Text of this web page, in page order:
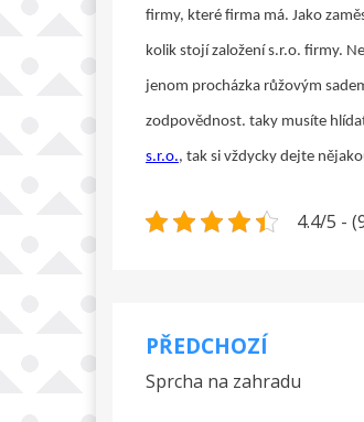
firmy, které firma má. Jako
kolik stojí založení s.r.o. firmy.
jenom procházka růžovým
zodpovědnost. taky musíte
s.r.o., tak si vždycky dejte
4.4/5 -
Navigace
pro
PŘEDCHOZÍ
Sprcha na zahradu